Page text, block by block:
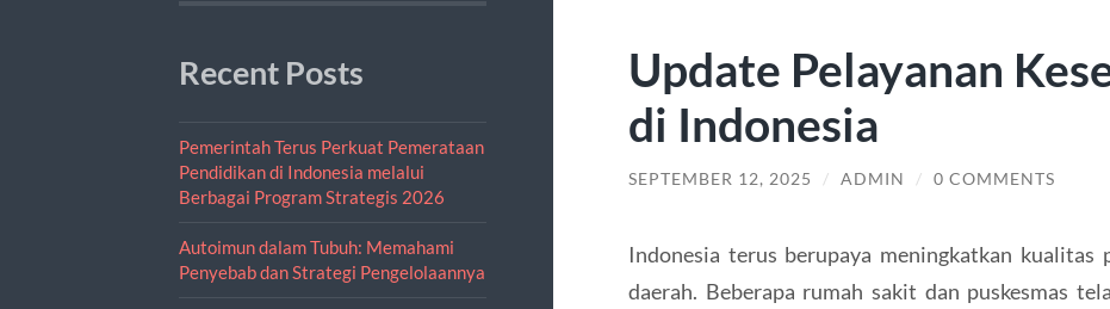
Recent Posts
Pemerintah Terus Perkuat Pemerataan
Pendidikan di Indonesia melalui
Berbagai Program Strategis 2026
Autoimun dalam Tubuh: Memahami
Penyebab dan Strategi Pengelolaannya
Update Pelayanan
di Indonesia
SEPTEMBER 12, 2025 / ADMIN / 0 COMMENTS
Indonesia terus berupaya meningkatkan kualitas
daerah. Beberapa rumah sakit dan puskesmas